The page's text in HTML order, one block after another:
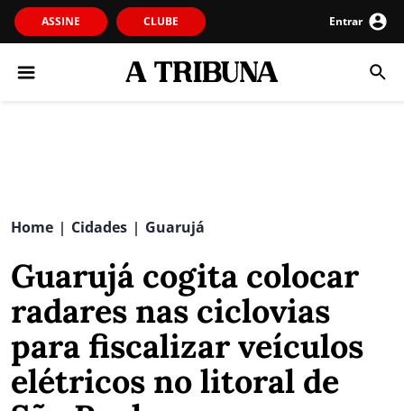
ASSINE CLUBE Entrar
Home | Cidades | Guarujá
Guarujá cogita colocar
radares nas ciclovias
para fiscalizar veículos
elétricos no litoral de